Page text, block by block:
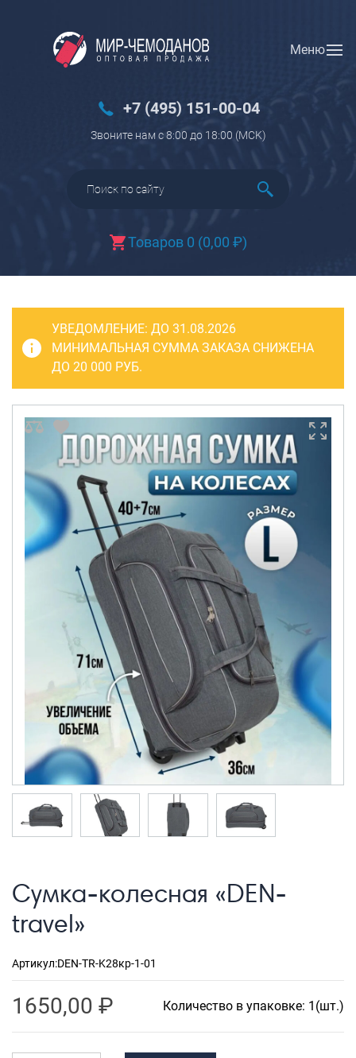
Меню
+7 (495) 151-00-04
Звоните нам с 8:00 до 18:00 (МCK)
Товаров 0 (0,00 ₽)
Вход Регистрация
Багаж
Чемоданы
Чемоданы детские
Пилоты на колесах
Рюкзаки детские для детских
Бьюти-кейсы
САКВОЯЖИ
РАСПРОДАЖА
Сумки
Сумки колесные
Сумки спортивные
Сумки деловые
Сумки поясные
Сумки пляжные
Сумки для ноутбуков
Сумки-тележки хозяйственные
Сумки-рюкзаки на колёсах
Сумки детские
Рюкзаки
Рюкзаки городские
Рюкзаки школьные
Рюкзаки подростковые
Ранцы школьные
Рюкзаки детские
Рюкзаки для охоты-рыбалки
ШОППЕРЫ
Кейсы
УВЕДОМЛЕНИЕ: ДО 31.08.2026
МИНИМАЛЬНАЯ СУММА ЗАКАЗА СНИЖЕНА
ДО 20 000 РУБ.
Сумка-колесная «DEN-
travel»
Артикул:DEN-TR-K28кр-1-01
1650,00 ₽ Количество в упаковке: 1(шт.)